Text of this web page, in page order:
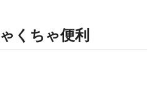
くちゃ便利